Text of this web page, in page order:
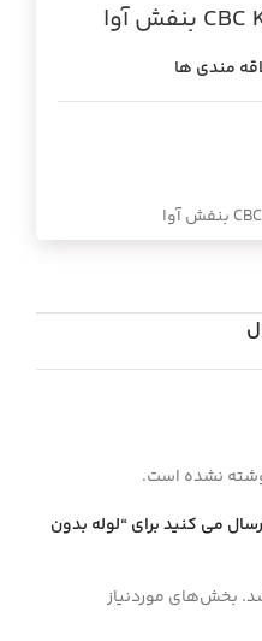
مندی ها
نشده است.
می کنید برای “لوله بدون
بخش‌های موردنیاز